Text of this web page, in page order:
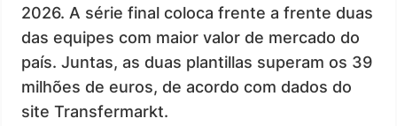
2026. A série final coloca frente a frente duas
das equipes com maior valor de mercado do
país. Juntas, as duas plantillas superam os 39
milhões de euros, de acordo com dados do
site Transfermarkt.